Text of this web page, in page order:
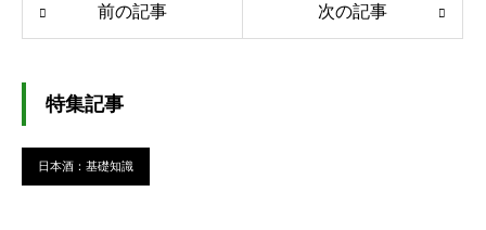
前の記事 次の記事
特集記事
日本酒：基礎知識